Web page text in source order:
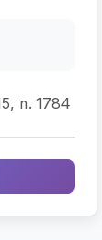
n. 1784